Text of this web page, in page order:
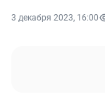
3 декабря 2023, 16:00